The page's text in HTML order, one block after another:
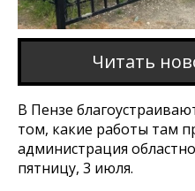
Читать
В Пензе
том, какие работы там
администрация
пятницу, 3 июля.